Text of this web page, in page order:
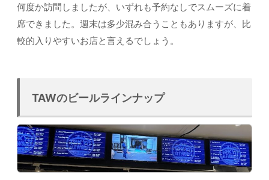
何度か訪問しましたが、いずれも予約なしでスムーズに着
席できました。週末は多少混み合うこともありますが、比
較的入りやすいお店と言えるでしょう。
TAWのビールラインナップ